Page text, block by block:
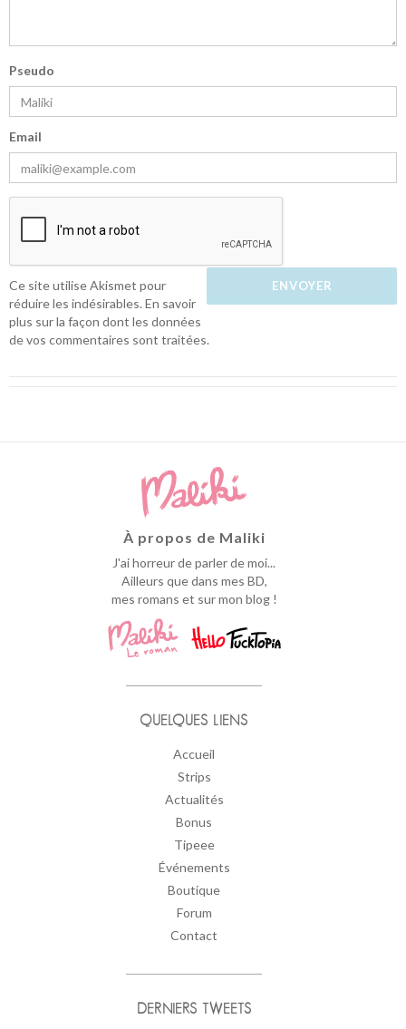
Pseudo
Email
Ce site utilise Akismet pour
réduire les indésirables.En savoir
plus sur la façon dont les données
de vos commentaires sont traitées.
À propos de Maliki
J'ai horreur de parler de moi...
Ailleurs que dans mes BD,
mes romans et sur mon blog !
QUELQUES LIENS
Accueil
Strips
Actualités
Bonus
Tipeee
Événements
Boutique
Forum
Contact
DERNIERS TWEETS